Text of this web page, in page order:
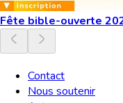
Fête bible-ouverte
Contact
Nous soutenir